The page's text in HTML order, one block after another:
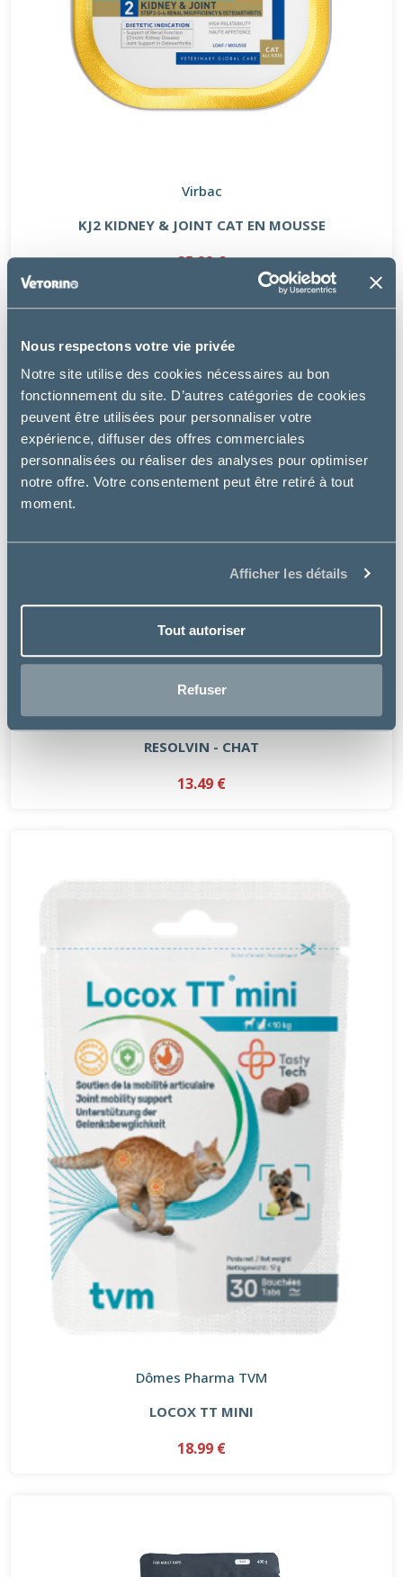
Nous respectons votre vie privée
Notre site utilise des cookies nécessaires au bon
fonctionnement du site. D’autres catégories de cookies
peuvent être utilisées pour personnaliser votre
expérience, diffuser des offres commerciales
personnalisées ou réaliser des analyses pour optimiser
notre offre. Votre consentement peut être retiré à tout
moment.
Afficher les détails
Tout autoriser
Refuser
Virbac
KJ2 KIDNEY & JOINT CAT EN MOUSSE
25.99 €
Osalia
RESOLVIN - CHAT
13.49 €
Dômes Pharma TVM
LOCOX TT MINI
18.99 €